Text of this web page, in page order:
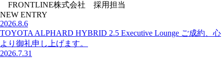
FRONTLINE株式会社 採用担当
NEW ENTRY
2026.8.6
TOYOTA ALPHARD HYBRID 2.5 Executive Lounge ご成約、心
より御礼申し上げます。
2026.7.31